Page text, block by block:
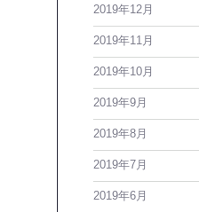
2019年12月
2019年11月
2019年10月
2019年9月
2019年8月
2019年7月
2019年6月